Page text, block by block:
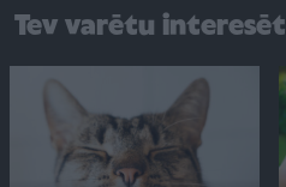
Tev varētu interesēt